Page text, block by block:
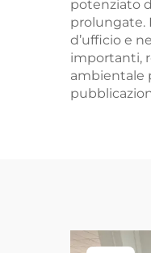
potenziato
prolungate.
d’ufficio e
importanti,
ambientale